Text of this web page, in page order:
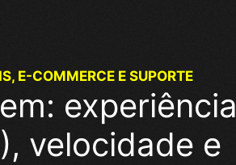
E-COMMERCE E SUPORTE
experiência
velocidade e